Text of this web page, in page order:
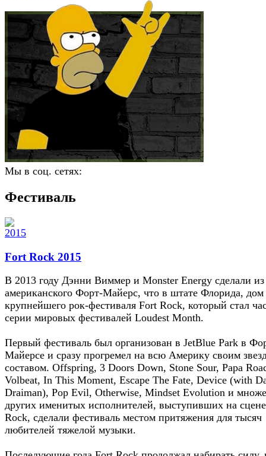
Мы в соц. сетях:
Фестиваль
Fort Rock 2015
В 2013 году Дэнни Виммер и Monster Energy сделали из
американского Форт-Майерс, что в штате Флорида, дом
крупнейшего рок-фестиваля Fort Rock, который стал
серии мировых фестивалей Loudest Month.
Первый фестиваль был организован в JetBlue Park в
Майерсе и сразу прогремел на всю Америку своим
составом. Offspring, 3 Doors Down, Stone Sour, Papa
Volbeat, In This Moment, Escape The Fate, Device (with
Draiman), Pop Evil, Otherwise, Mindset Evolution и
других именитых исполнителей, выступивших на
Rock, сделали фестиваль местом притяжения для тысяч
любителей тяжелой музыки.